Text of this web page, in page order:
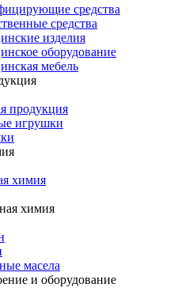
средства
средства
изделия
оборудование
мебель
продукция
игрушки
химия
химия
масела
и оборудование